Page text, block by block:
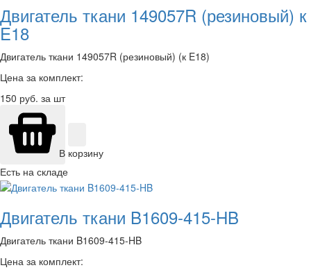
Двигатель ткани 149057R (резиновый) к
E18
Двигатель ткани 149057R (резиновый) (к E18)
Цена за комплект:
150 руб. за шт
В корзину
Есть на складе
Двигатель ткани B1609-415-HB
Двигатель ткани B1609-415-HB
Цена за комплект: